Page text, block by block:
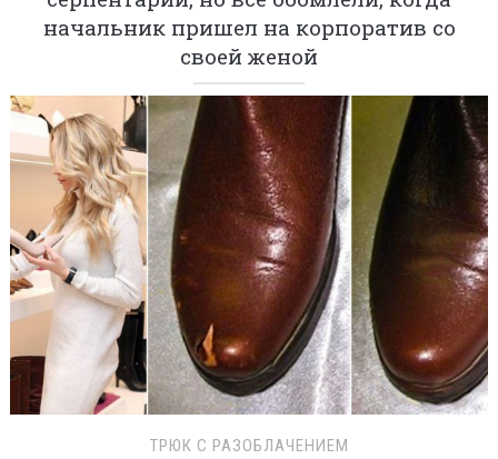
начальник пришел на корпоратив со
своей женой
ТРЮК С РАЗОБЛАЧЕНИЕМ